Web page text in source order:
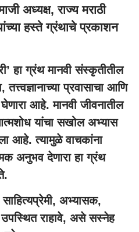
अध्यक्ष, राज्य मराठी
हस्ते ग्रंथाचे प्रकाशन
हा ग्रंथ मानवी संस्कृतीतील
प्रवासाचा आणि
घेणारा आहे. मानवी जीवनातील
यांचा सखोल अभ्यास
आहे. त्यामुळे वाचकांना
अनुभव देणारा हा ग्रंथ
अभ्यासक,
उपस्थित राहावे, असे सस्नेह